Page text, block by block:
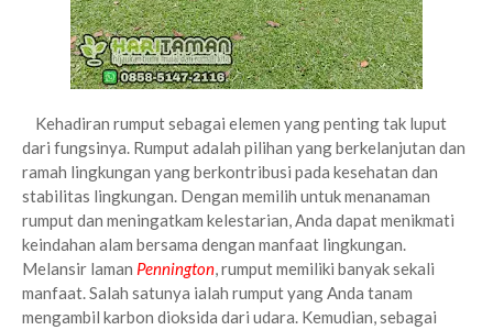
Kehadiran rumput sebagai elemen yang penting tak luput
dari fungsinya. Rumput adalah pilihan yang berkelanjutan dan
ramah lingkungan yang berkontribusi pada kesehatan dan
stabilitas lingkungan. Dengan memilih untuk menanaman
rumput dan meningatkam kelestarian, Anda dapat menikmati
keindahan alam bersama dengan manfaat lingkungan.
Melansir laman Pennington, rumput memiliki banyak sekali
manfaat. Salah satunya ialah rumput yang Anda tanam
mengambil karbon dioksida dari udara. Kemudian, sebagai